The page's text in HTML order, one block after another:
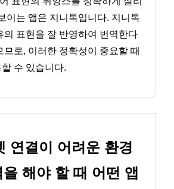
이는 앱은 지니톡입니다. 지니톡
의 표현을 잘 반영하여 번역한다
므로, 이러한 정확성이 중요할 때
수 있습니다.
연결이 어려운 환경
해야 할 때 어떤 앱